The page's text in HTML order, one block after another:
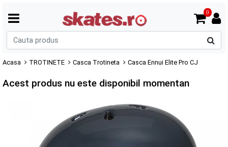
0
Acasa TROTINETE Casca Trotineta Casca Ennui Elite Pro CJ
Acest produs nu este disponibil momentan